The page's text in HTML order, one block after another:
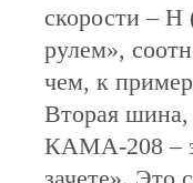
скорости –
рулем»,
чем, к
Вторая шина,
КАМА-208 –